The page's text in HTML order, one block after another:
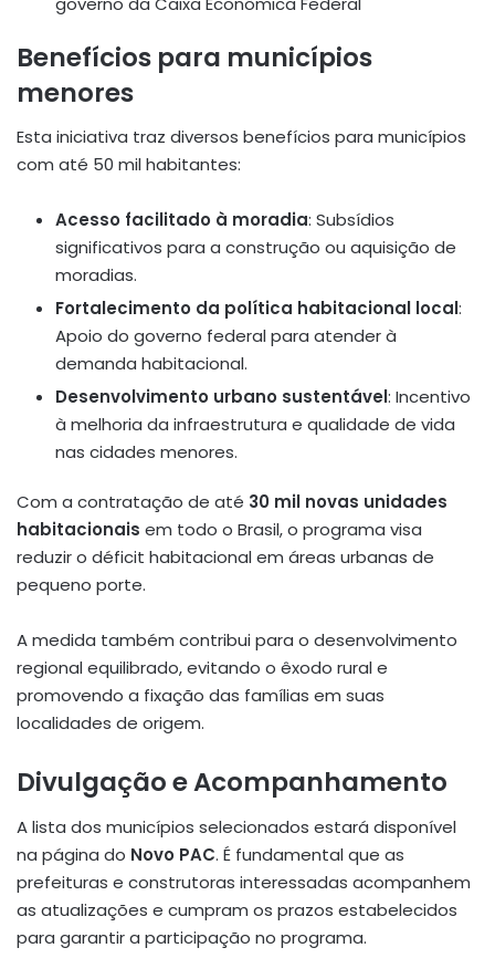
Benefícios para municípios
menores
Esta iniciativa traz diversos benefícios para municípios
com até 50 mil habitantes:
Acesso facilitado à moradia: Subsídios
significativos para a construção ou aquisição de
moradias.
Fortalecimento da política habitacional local:
Apoio do governo federal para atender à
demanda habitacional.
Desenvolvimento urbano sustentável: Incentivo
à melhoria da infraestrutura e qualidade de vida
nas cidades menores.
Com a contratação de até 30 mil novas unidades
habitacionais em todo o Brasil, o programa visa
reduzir o déficit habitacional em áreas urbanas de
pequeno porte.
A medida também contribui para o desenvolvimento
regional equilibrado, evitando o êxodo rural e
promovendo a fixação das famílias em suas
localidades de origem.
Divulgação e Acompanhamento
A lista dos municípios selecionados estará disponível
na página do Novo PAC. É fundamental que as
prefeituras e construtoras interessadas acompanhem
as atualizações e cumpram os prazos estabelecidos
para garantir a participação no programa.